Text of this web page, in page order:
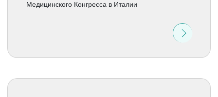
Медицинского Конгресса в Италии